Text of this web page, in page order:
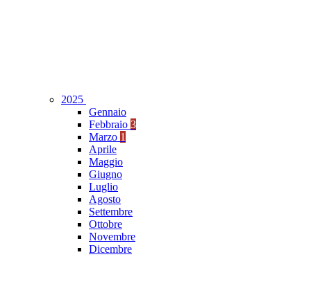
2025
Gennaio
Febbraio 3
Marzo 1
Aprile
Maggio
Giugno
Luglio
Agosto
Settembre
Ottobre
Novembre
Dicembre